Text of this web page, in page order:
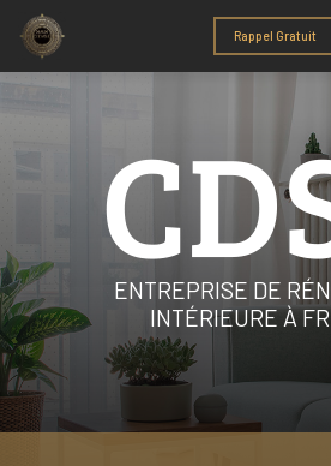
contenu
Rappel Gratuit
ENTREPRISE DE
INTÉRIEURE À